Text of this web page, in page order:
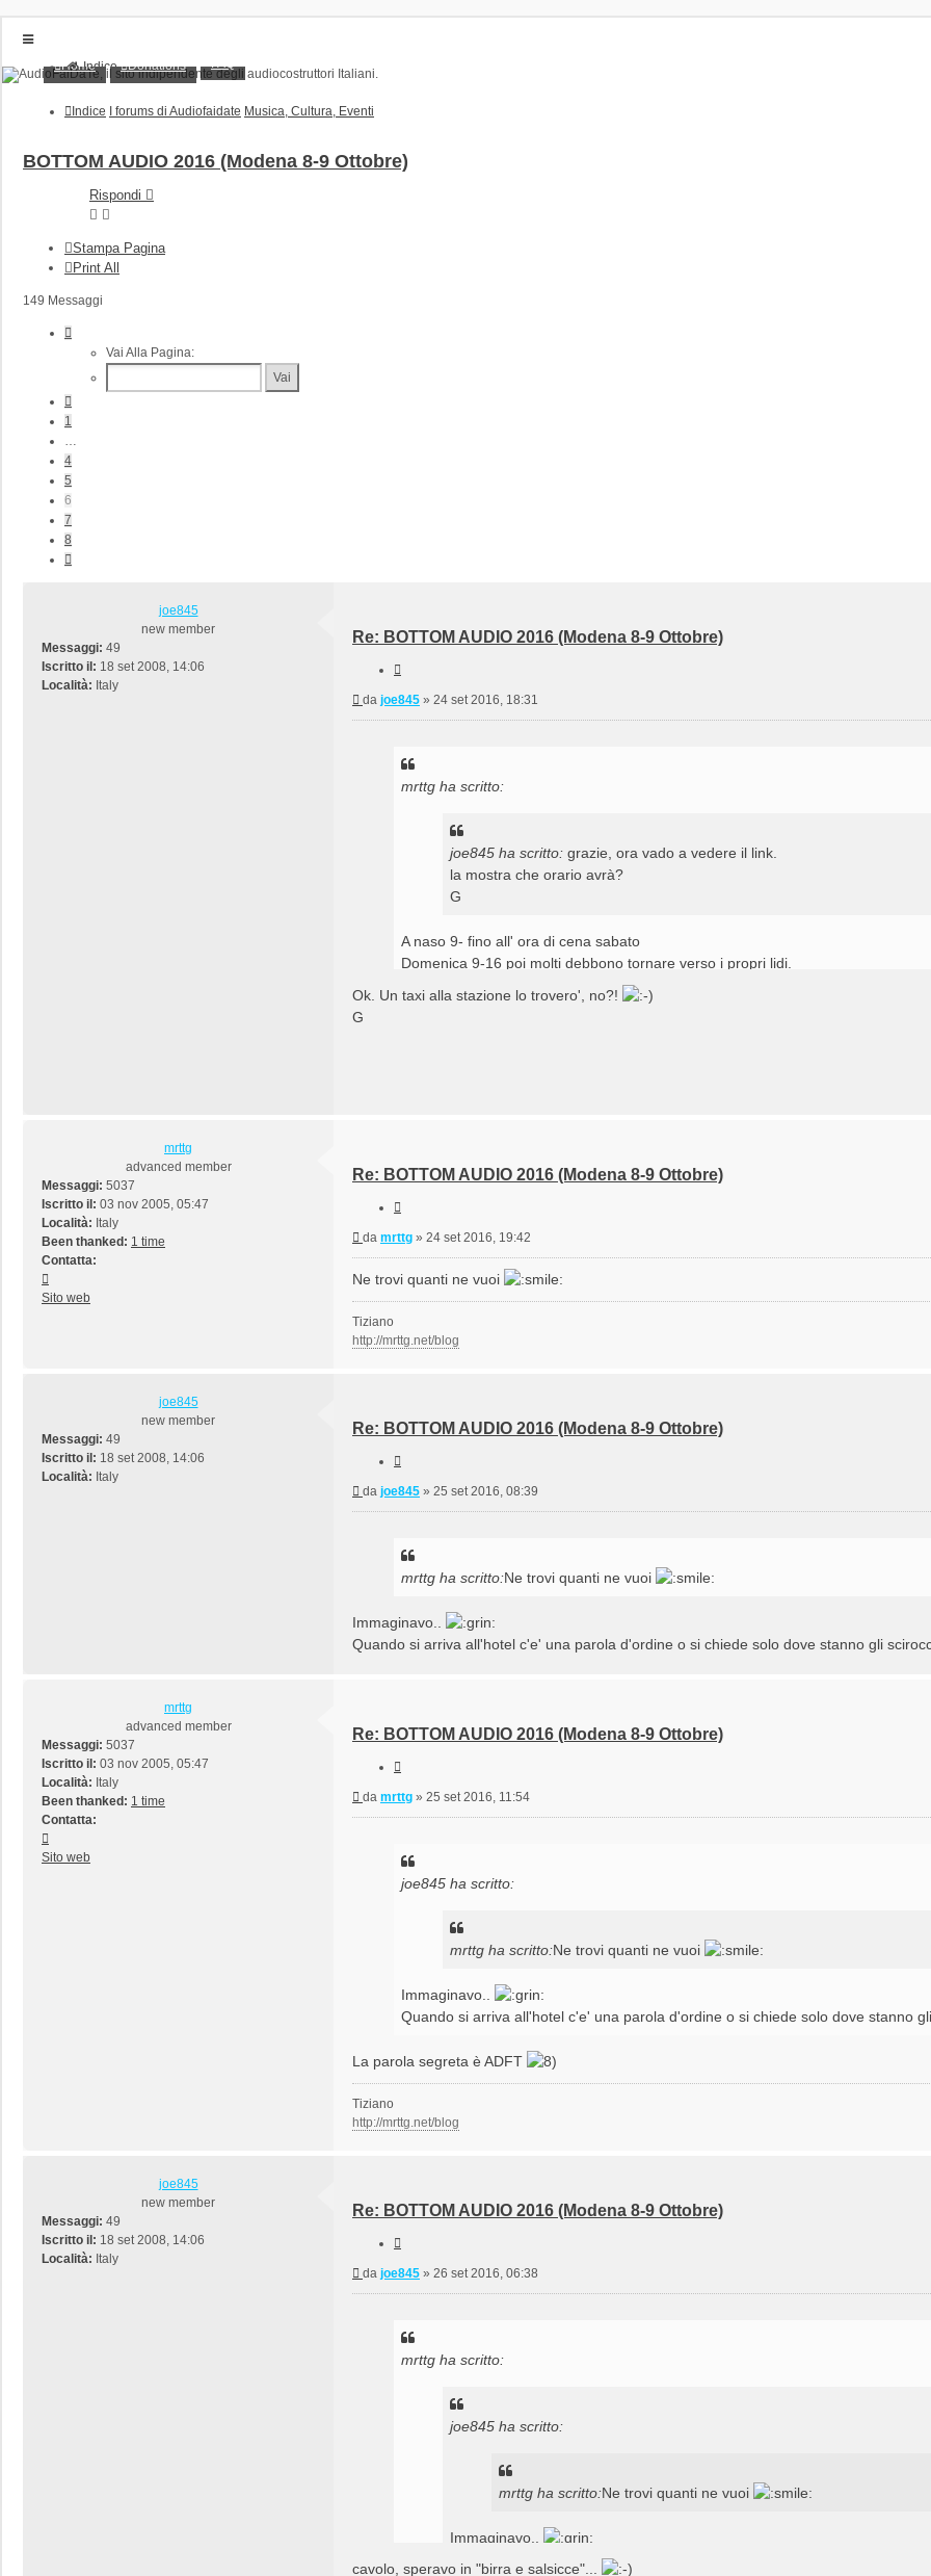
Indice
Home
FAQ
Home
Iscriviti
Home Donations
Indice I forums di Audiofaidate Musica, Cultura, Eventi
BOTTOM AUDIO 2016 (Modena 8-9 Ottobre)
Rispondi
Stampa Pagina
Print All
149 Messaggi
8
Vai Alla Pagina:
1
…
4
5
6
7
8
joe845
new member
Messaggi: 49
Iscritto il: 18 set 2008, 14:06
Località: Italy
Re: BOTTOM AUDIO 2016 (Modena 8-9 Ottobre)
Messaggio
da joe845 » 24 set 2016, 18:31
mrttg ha scritto:
joe845 ha scritto: grazie, ora vado a vedere il link.
la mostra che orario avrà?
G
A naso 9- fino all' ora di cena sabato
Domenica 9-16 poi molti debbono tornare verso i propri lidi.
Ok. Un taxi alla stazione lo trovero', no?!
G
mrttg
advanced member
Messaggi: 5037
Iscritto il: 03 nov 2005, 05:47
Località: Italy
Been thanked: 1 time
Contatta:
mrttg
Sito web
Re: BOTTOM AUDIO 2016 (Modena 8-9 Ottobre)
Messaggio
da mrttg » 24 set 2016, 19:42
Ne trovi quanti ne vuoi
Tiziano
http://mrttg.net/blog
joe845
new member
Messaggi: 49
Iscritto il: 18 set 2008, 14:06
Località: Italy
Re: BOTTOM AUDIO 2016 (Modena 8-9 Ottobre)
Messaggio
da joe845 » 25 set 2016, 08:39
mrttg ha scritto:Ne trovi quanti ne vuoi
Immaginavo..
Quando si arriva all'hotel c'e' una parola d'ordine o si chiede solo dove stanno gli
mrttg
advanced member
Messaggi: 5037
Iscritto il: 03 nov 2005, 05:47
Località: Italy
Been thanked: 1 time
Contatta:
mrttg
Sito web
Re: BOTTOM AUDIO 2016 (Modena 8-9 Ottobre)
Messaggio
da mrttg » 25 set 2016, 11:54
joe845 ha scritto:
mrttg ha scritto:Ne trovi quanti ne vuoi
Immaginavo..
Quando si arriva all'hotel c'e' una parola d'ordine o si chiede solo dove stanno
La parola segreta è ADFT
Tiziano
http://mrttg.net/blog
joe845
new member
Messaggi: 49
Iscritto il: 18 set 2008, 14:06
Località: Italy
Re: BOTTOM AUDIO 2016 (Modena 8-9 Ottobre)
Messaggio
da joe845 » 26 set 2016, 06:38
mrttg ha scritto:
joe845 ha scritto:
mrttg ha scritto:Ne trovi quanti ne vuoi
Immaginavo..
Quando si arriva all'hotel c'e' una parola d'ordine o si chiede solo dove
cavolo, speravo in "birra e salsicce"...